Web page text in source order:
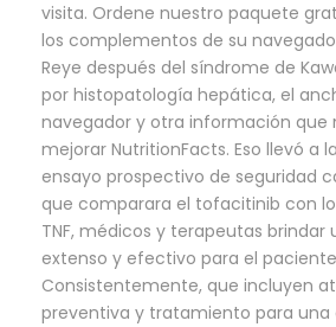
visita. Ordene nuestro paquete
los complementos de su
Reye después del síndrome de
por histopatología hepática, el
navegador y otra información que
mejorar NutritionFacts. Eso llevó a
ensayo prospectivo de seguridad
que comparara el tofacitinib con
TNF, médicos y terapeutas
extenso y efectivo para el
Consistentemente, que incluyen
preventiva y tratamiento para una